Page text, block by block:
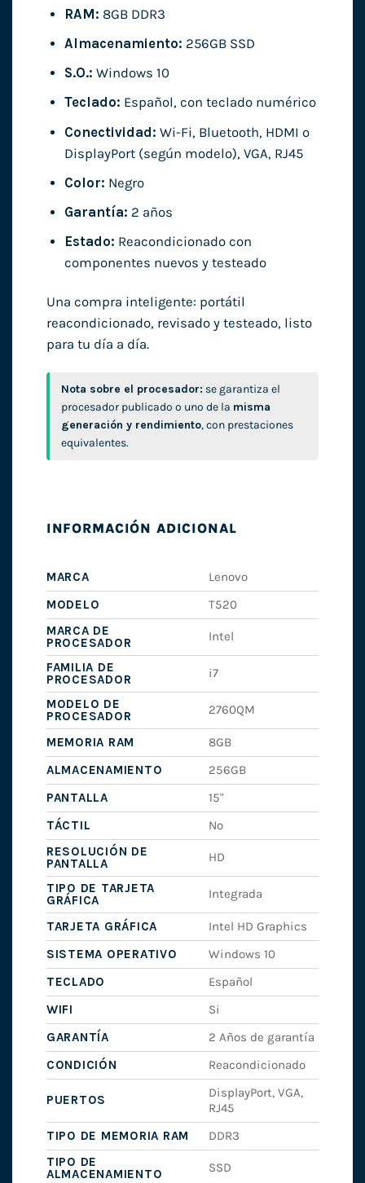
RAM: 8GB DDR3
Almacenamiento: 256GB SSD
S.O.: Windows 10
Teclado: Español, con teclado numérico
Conectividad: Wi-Fi, Bluetooth, HDMI o
DisplayPort (según modelo), VGA, RJ45
Color: Negro
Garantía: 2 años
Estado: Reacondicionado con
componentes nuevos y testeado
Una compra inteligente: portátil
reacondicionado, revisado y testeado, listo
para tu día a día.
Nota sobre el procesador: se garantiza el
procesador publicado o uno de la misma
generación y rendimiento, con prestaciones
equivalentes.
INFORMACIÓN ADICIONAL
MARCA
Lenovo
MODELO
T520
MARCA DE
PROCESADOR
Intel
FAMILIA DE
PROCESADOR
i7
MODELO DE
PROCESADOR
2760QM
MEMORIA RAM
8GB
ALMACENAMIENTO
256GB
PANTALLA
15"
TÁCTIL
No
RESOLUCIÓN DE
PANTALLA
HD
TIPO DE TARJETA
GRÁFICA
Integrada
TARJETA GRÁFICA
Intel HD Graphics
SISTEMA OPERATIVO
Windows 10
TECLADO
Español
WIFI
Si
GARANTÍA
2 Años de garantía
CONDICIÓN
Reacondicionado
PUERTOS
DisplayPort, VGA,
RJ45
TIPO DE MEMORIA RAM
DDR3
TIPO DE
ALMACENAMIENTO
SSD